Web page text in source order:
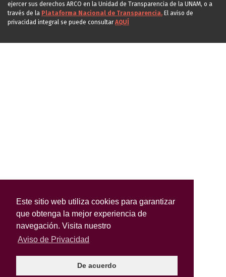
Este sitio web utiliza cookies para garantizar
que obtenga la mejor experiencia de
navegación. Visita nuestro
Aviso de Privacidad
De acuerdo
ejercer sus derechos ARCO en la Unidad de Transparencia de la UNAM, o a
través de la Plataforma Nacional de Transparencia. El aviso de
privacidad integral se puede consultarAQUÍ